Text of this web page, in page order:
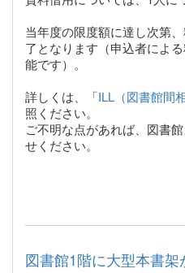
当年度の限度額に達し次第
了となります（申込者によ
能です）。
詳しくは、「ILL（図書館間
照ください。
ご不明な点があれば、図書
せください。
図書館1階に大型本書